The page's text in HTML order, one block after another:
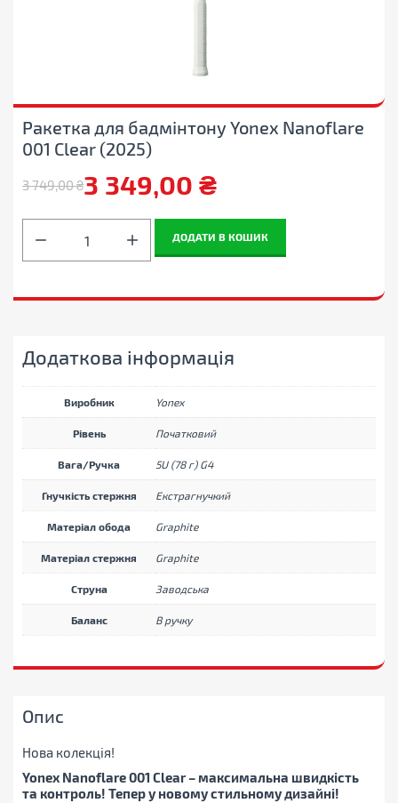
Ракетка для бадмінтону Yonex Nanoflare
001 Clear (2025)
3 749,00₴
Оригінальна
ціна:
3
749,00 ₴.
3 349,00 ₴
Поточна
ціна:
3
349,00 ₴.
для
бадмінтону
001
кількість
ДОДАТИ В КОШИК
Додаткова інформація
Виробник Yonex
Рівень Початковий
Вага/Ручка 5U (78 г) G4
Гнучкість стержня Екстрагнучкий
Матеріал обода Graphite
Матеріал стержня Graphite
Струна Заводська
Баланс В ручку
Опис
Нова колекція!
Yonex Nanoflare 001 Clear – максимальна швидкість
та контроль! Тепер у новому стильному дизайні!